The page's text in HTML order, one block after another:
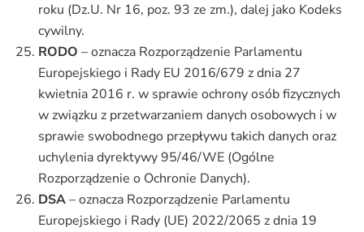
roku (Dz.U. Nr 16, poz. 93 ze zm.), dalej jako Kodeks
cywilny.
RODO – oznacza Rozporządzenie Parlamentu
Europejskiego i Rady EU 2016/679 z dnia 27
kwietnia 2016 r. w sprawie ochrony osób fizycznych
w związku z przetwarzaniem danych osobowych i w
sprawie swobodnego przepływu takich danych oraz
uchylenia dyrektywy 95/46/WE (Ogólne
Rozporządzenie o Ochronie Danych).
DSA– oznacza Rozporządzenie Parlamentu
Europejskiego i Rady (UE) 2022/2065 z dnia 19